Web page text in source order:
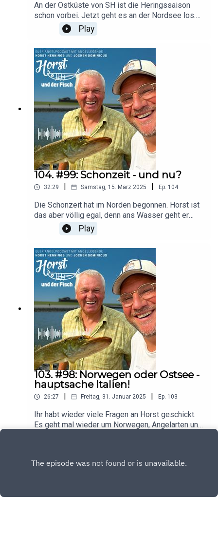
An der Ostküste von SH ist die Heringssaison
schon vorbei. Jetzt geht es an der Nordsee los.
Hering ist zwar lecker, aber Hornhecht auch nicht
zu verachten. Wie man den angelt, erfahrt ihr von
Horst. Und: Jetzt beginnt aber auch die Saison
des Liebslingsfischs von Horst. Der Aal kommt.
Und das heißt für Horst meist, alleine oder zu
zweit unterwegs sein in den Abendstunden.
Play
104. #99: Schonzeit - und nu?
32:29 Samstag, 15. März 2025 Ep. 104
Die Schonzeit hat im Norden begonnen. Horst ist
das aber völlig egal, denn ans Wasser geht er
immer. Was sich jetzt dort tummelt, sagt er uns in
dieser Folge. Ausserdem war er in den letzten
Wochen natürlich viel unterwegs und er freut sich
auf die Heringssaison.
Play
103. #98: Norwegen oder Ostsee -
hauptsache Italien!
26:27 Freitag, 31. Januar 2025 Ep. 103
Ihr habt wieder viele Fragen an Horst geschickt.
Es geht mal wieder um Norwegen, Angelarten und